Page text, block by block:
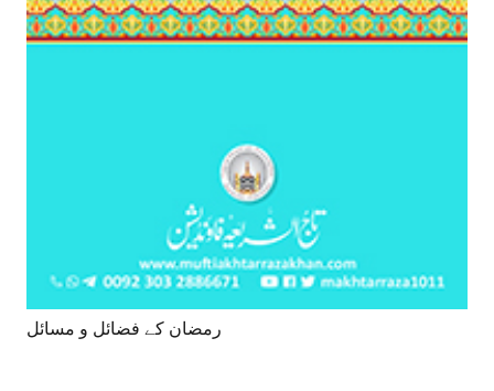
رمضان کے فضائل و مسائل